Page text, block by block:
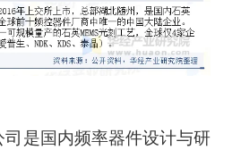
是国内频率器件设计与研